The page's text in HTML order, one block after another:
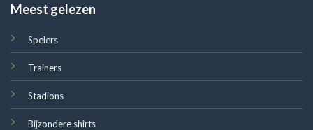
Meest gelezen
Spelers
Trainers
Stadions
Bijzondere shirts